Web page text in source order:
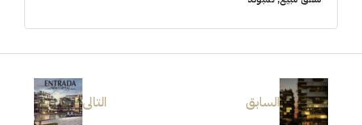
السابق التالى